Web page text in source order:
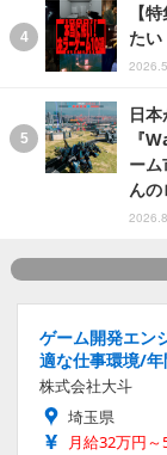
【
た
日
『
ー
んの
ゲーム開発エン
適な仕事環境/
株式会社大斗
埼玉県
月給32万円～